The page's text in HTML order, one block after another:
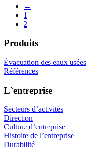
←
1
2
Produits
Évacuation des eaux usées
Références
L`entreprise
Secteurs d’activités
Direction
Culture d’entreprise
Histoire de l’entreprise
Durabilité